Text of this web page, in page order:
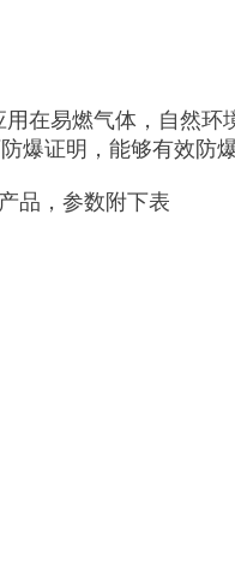
在易燃气体，自然
证明，能够有效防
品，参数附下表